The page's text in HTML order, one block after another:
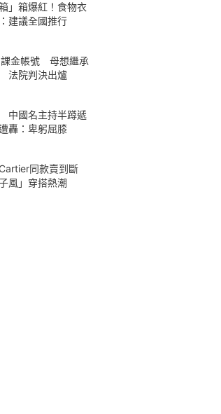
」箱爆紅！食物衣
建議全國推行
金帳號 母想繼承
法院判決出爐
中國名主持半蹲遞
轟：卑躬屈膝
同款賣到斷
風」穿搭熱潮